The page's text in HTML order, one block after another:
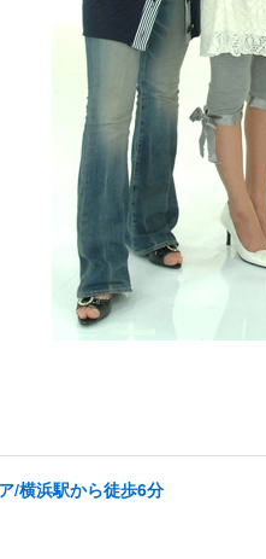
/横浜駅から徒歩6分